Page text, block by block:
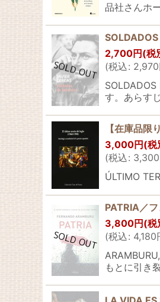
品社さんホ
2,700円 (税
(税込: 2,970
す。あらす
【在庫品
3,000円(税
(税込: 3,300
ÚLTIMO
PATRIA／
3,800円 (税
(税込: 4,180
もとに引き